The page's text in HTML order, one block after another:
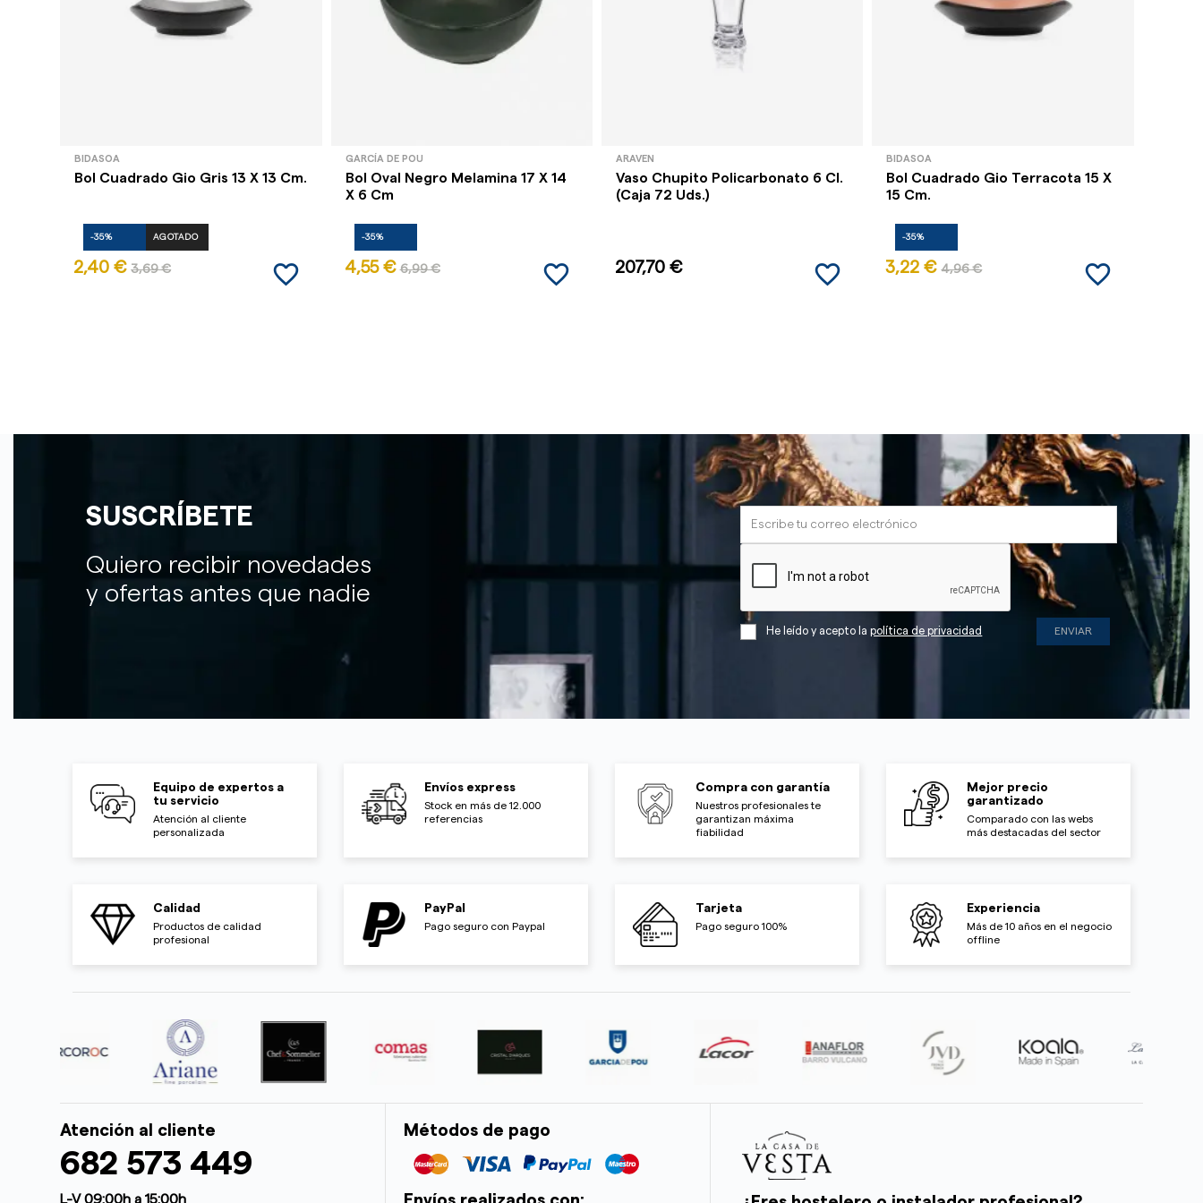
BIDASOA
Bol Cuadrado Gio Gris 13 X 13 Cm.
-35% AGOTADO
2,40 € 3,69 € favorite_border
GARCÍA DE POU
Bol Oval Negro Melamina 17 X 14
X 6 Cm
-35%
4,55 € 6,99 € favorite_border
ARAVEN
Vaso Chupito Policarbonato 6 Cl.
(Caja 72 Uds.)
207,70 € favorite_border
BIDASOA
Bol Cuadrado Gio Terracota 15 X
15 Cm.
-35%
3,22 € 4,96 € favorite_border
SUSCRÍBETE
Quiero recibir novedades
y ofertas antes que nadie
He leído y acepto lapolítica de privacidad
Equipo de expertos a
tu servicio
Atención al cliente
personalizada
Envíos express
Stock en más de 12.000
referencias
Compra con garantía
Nuestros profesionales te
garantizan máxima
fiabilidad
Mejor precio
garantizado
Comparado con las webs
más destacadas del sector
Calidad
Productos de calidad
profesional
PayPal
Pago seguro con Paypal
Tarjeta
Pago seguro 100%
Experiencia
Más de 10 años en el negocio
offline
Atención al cliente
682 573 449
L-V 09:00h a 15:00h
Métodos de pago